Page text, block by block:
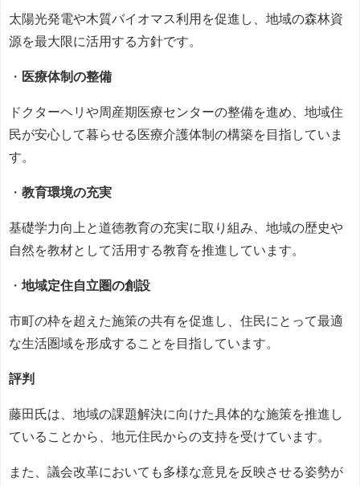
太陽光発電や木質バイオマス利用を促進し、地域の森林資
源を最大限に活用する方針です。
・ 医療体制の整備
ドクターヘリや周産期医療センターの整備を進め、地域住
民が安心して暮らせる医療介護体制の構築を目指していま
す。
・ 教育環境の充実
基礎学力向上と道徳教育の充実に取り組み、地域の歴史や
自然を教材として活用する教育を推進しています。
・ 地域定住自立圏の創設
市町の枠を超えた施策の共有を促進し、住民にとって最適
な生活圏域を形成することを目指しています。
評判
藤田氏は、地域の課題解決に向けた具体的な施策を推進し
ていることから、地元住民からの支持を受けています。
また、議会改革においても多様な意見を反映させる姿勢が